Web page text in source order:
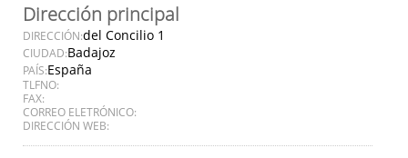
Dirección principal
DIRECCIÓN:del Concilio 1
CIUDAD:Badajoz
PAÍS:España
TLFNO:
FAX:
CORREO ELETRÓNICO:
DIRECCIÓN WEB: